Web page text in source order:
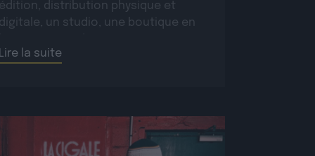
distribution physique et
un studio, une boutique en
direct avec […]
la suite